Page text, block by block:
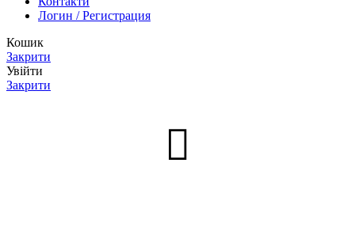
Логин / Регистрация
Кошик
Закрити
Увійти
Закрити